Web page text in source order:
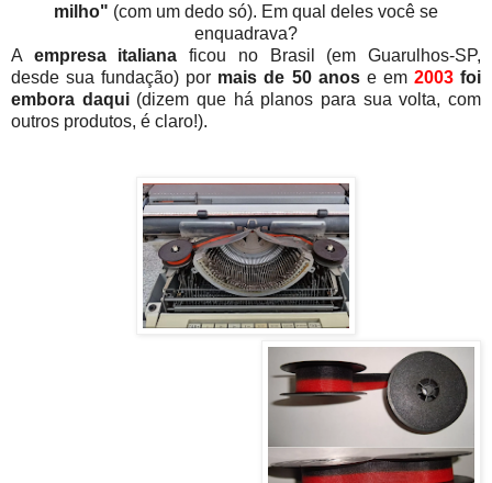
milho" (com um dedo só). Em qual deles você se
enquadrava?
A empresa italiana ficou no Brasil (em Guarulhos-SP,
desde sua fundação) por mais de 50 anose em 2003 foi
embora daqui(dizem que há planos para sua volta, com
outros produtos, é claro!).